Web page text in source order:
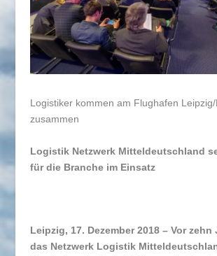
Logistiker kommen am Flughafen Leipzig/
zusammen
Logistik Netzwerk Mitteldeutschland
für die Branche im Einsatz
Leipzig, 17. Dezember 2018 – Vor
das Netzwerk Logistik